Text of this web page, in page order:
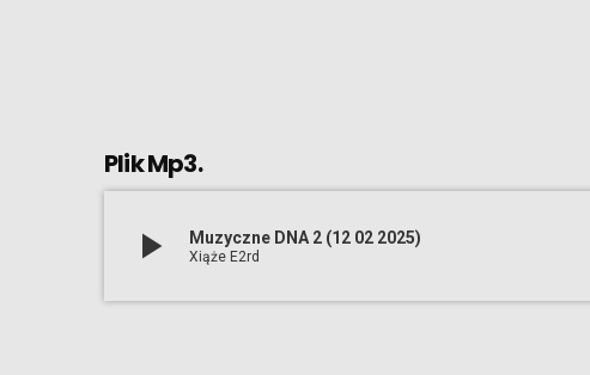
Plik Mp3.
play_arrow Muzyczne DNA 2 (12 02 2025)
Xiąże E2rd